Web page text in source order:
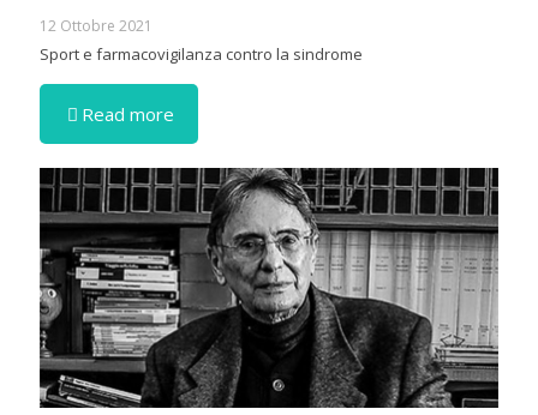
12 Ottobre 2021
Sport e farmacovigilanza contro la sindrome
Read more